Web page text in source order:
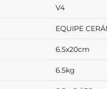
V4
EQUIPE
6.5x20cm
6.5kg